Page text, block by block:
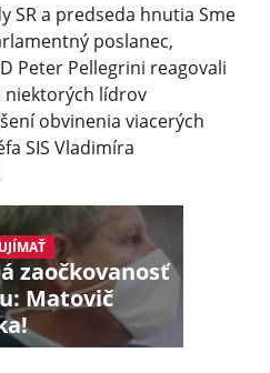
SR a predseda hnutia Sme
poslanec,
Peter Pellegrini reagovali
niektorých lídrov
obvinenia viacerých
SIS Vladimíra
zaočkovanosť
Matovič